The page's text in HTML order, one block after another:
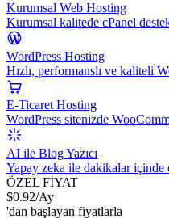
Kurumsal Web Hosting
Kurumsal kalitede cPanel
WordPress Hosting
Hızlı, performanslı ve kaliteli
E-Ticaret Hosting
WordPress sitenizde
AI ile Blog Yazıcı
Yapay zeka ile dakikalar
ÖZEL FİYAT
$0.92/Ay
'dan başlayan fiyatlarla